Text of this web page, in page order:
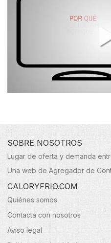
SOBRE NOSOTROS
Lugar de oferta y demanda
Una web de Agregador de
CALORYFRIO.COM
Quiénes somos
Contacta con nosotros
Aviso legal